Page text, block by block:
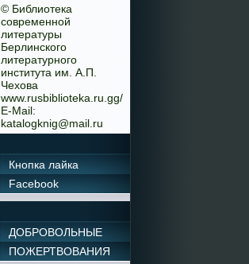
© Библиотека
современной
литературы
Берлинского
литературного
института им. А.П.
Чехова
www.rusbiblioteka.ru.gg/
E-Mail:
katalogknig@mail.ru
Кнопка лайка
Facebook
ДОБРОВОЛЬНЫЕ
ПОЖЕРТВОВАНИЯ